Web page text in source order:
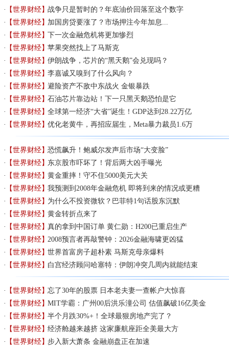
【世界财经】战争只是暂时的？年底油价回落至这个数字
【世界财经】加国房贷要涨了？市场押注今年加息...
【世界财经】下一次金融危机将更加惨烈
【世界财经】苹果突然找上了马斯克
【世界财经】伊朗战争，芯片的“黑天鹅”会兑现吗？
【世界财经】李嘉诚又嗅到了什么风向？
【世界财经】避险资产不敌中东战火 金银暴跌
【世界财经】石油芯片靠边站！下一只黑天鹅恐怕是它
【世界财经】全球第一经济“大省”诞生！GDP达到28.22万亿
【世界财经】优化老黄牛，再招应届生，Meta暴力裁员1.6万
【世界财经】恐慌飙升！鲍威尔发声后市场“大变脸”
【世界财经】东京股市吓坏了！背后两大凶手曝光
【世界财经】黄金重摔！守不住5000美元大关
【世界财经】我预测到2008年金融危机 即将到来的情况或更糟
【世界财经】为什么不投资微软？巴菲特1句话股东沉默
【世界财经】黄金转折点来了
【世界财经】真的拿到中国订单 黄仁勋：H200已重启生产
【世界财经】2008预言者再敲警钟：2026金融海啸更凶猛
【世界财经】世界首富房子超朴素 马斯克母亲爆料
【世界财经】白宫经济顾问哈塞特：伊朗冲突几周内就能结束
【世界财经】忘了30年的股票 日本老夫妻一查帐户大惊喜
【世界财经】MIT学霸：广州00后洪乐潼公司 估值飙破16亿美金
【世界财经】半个月跌30%+！全球最狠房地产完了？
【世界财经】经济舱越来越挤 这家廉航座距全美最大方
【世界财经】步入新大萧条 金融崩盘正在加速